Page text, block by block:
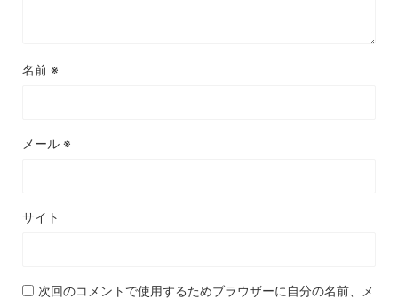
名前 ※
メール ※
サイト
次回のコメントで使用するためブラウザーに自分の名前、メ